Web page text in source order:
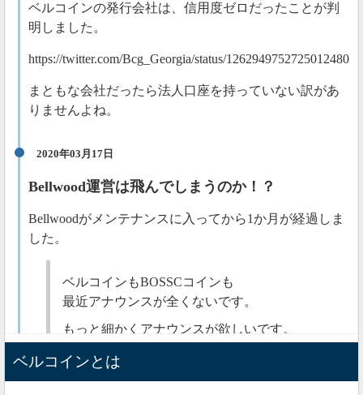
ベルコインの発行会社は、信用度ゼロだったことが判
明しました。
https://twitter.com/Bcg_Georgia/status/1262949752725012480
まともな会社だったら法人口座を持っていない訳があ
りませんよね。
2020年03月17日
Bellwood運営は飛んでしまうのか！？
Bellwoodがメンテナンスに入ってから1か月が経過しま
した。
ベルコインもBOSSCコインも
最近アナウンスが全くないです。
もっと細かくアナウンスが欲しいです。
大丈夫と思いますが
期待をしていますので
ベルコインとは